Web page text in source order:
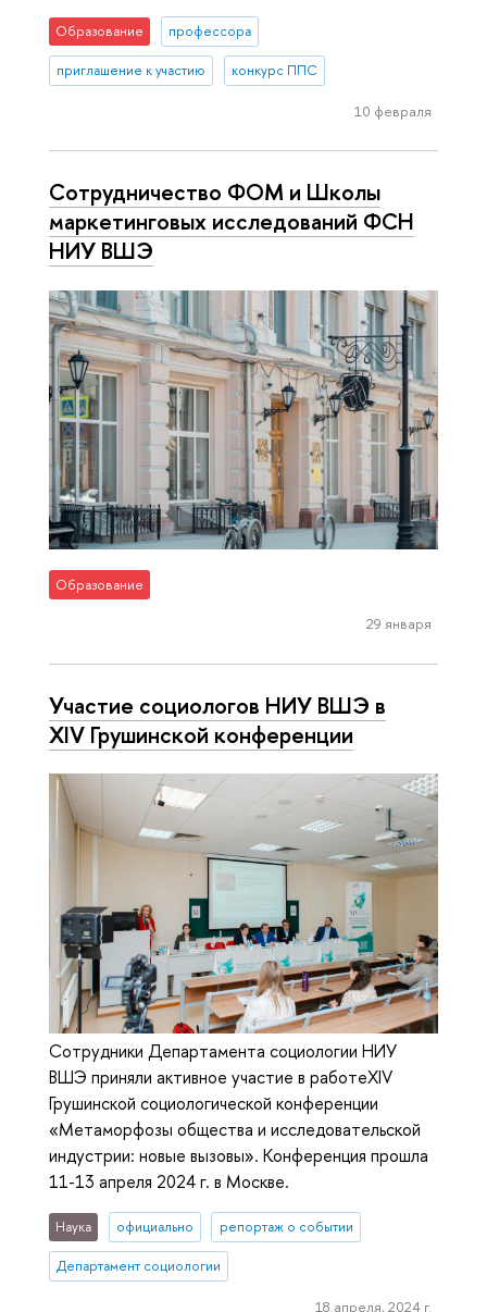
Образование профессора
приглашение к участию конкурс ППС
10 февраля
Сотрудничество ФОМ и Школы
маркетинговых исследований ФСН
НИУ ВШЭ
Образование
29 января
Участие социологов НИУ ВШЭ в
XIV Грушинской конференции
Сотрудники Департамента социологии НИУ
ВШЭ приняли активное участие в работеXIV
Грушинской социологической конференции
«Метаморфозы общества и исследовательской
индустрии: новые вызовы». Конференция прошла
11-13 апреля 2024 г. в Москве.
Наука официально репортаж о событии
Департамент социологии
18 апреля, 2024 г.